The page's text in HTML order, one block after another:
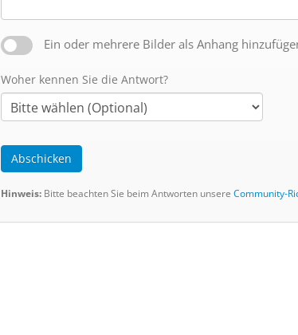
Ein oder mehrere Bilder als Anhang
Woher kennen Sie die Antwort?
Abschicken
Hinweis: Bitte beachten Sie beim Antworten unsere Community-